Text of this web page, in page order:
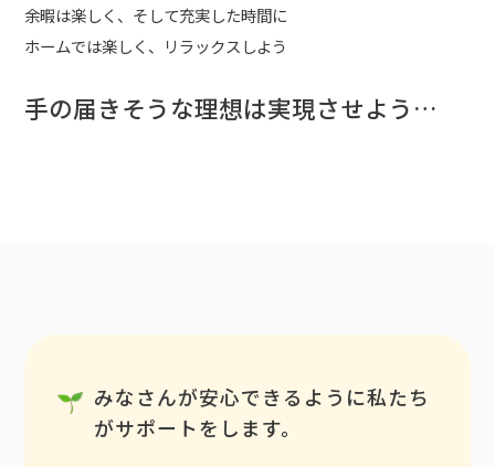
余暇は楽しく、そして充実した時間に
ホームでは楽しく、リラックスしよう
手の届きそうな理想は実現させよう…
みなさんが安心できるように私たち
がサポートをします。